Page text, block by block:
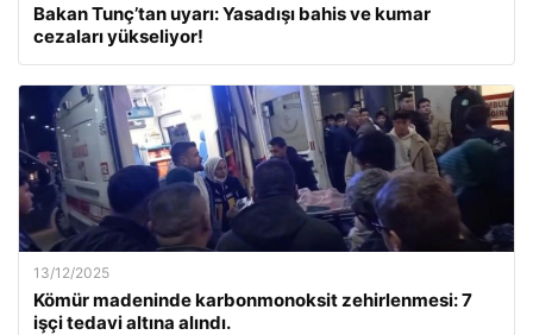
Bakan Tunç’tan uyarı: Yasadışı bahis ve kumar
cezaları yükseliyor!
13/12/2025
Kömür madeninde karbonmonoksit zehirlenmesi: 7
işçi tedavi altına alındı.